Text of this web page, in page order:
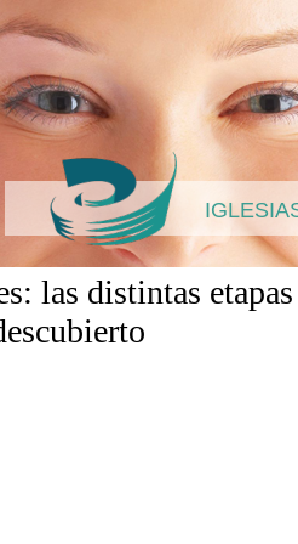
las distintas etapas